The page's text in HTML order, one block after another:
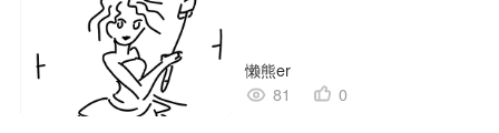
懒熊er
81
0